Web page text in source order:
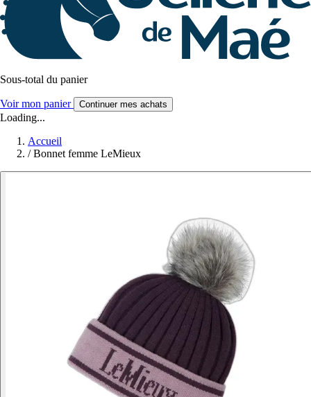
Sous-total du panier
Voir mon panier Continuer mes achats
Loading...
Accueil
/ Bonnet femme LeMieux